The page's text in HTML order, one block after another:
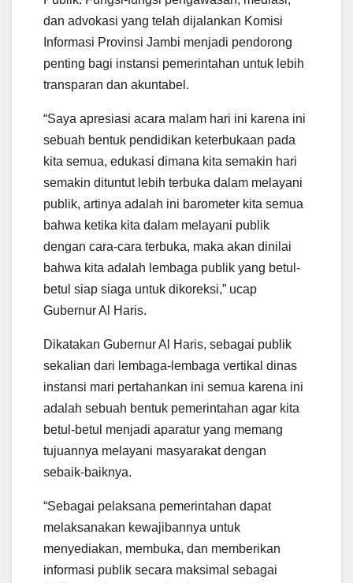
dan advokasi yang telah dijalankan Komisi
Informasi Provinsi Jambi menjadi pendorong
penting bagi instansi pemerintahan untuk lebih
transparan dan akuntabel.
“Saya apresiasi acara malam hari ini karena ini
sebuah bentuk pendidikan keterbukaan pada
kita semua, edukasi dimana kita semakin hari
semakin dituntut lebih terbuka dalam melayani
publik, artinya adalah ini barometer kita semua
bahwa ketika kita dalam melayani publik
dengan cara-cara terbuka, maka akan dinilai
bahwa kita adalah lembaga publik yang betul-
betul siap siaga untuk dikoreksi,” ucap
Gubernur Al Haris.
Dikatakan Gubernur Al Haris, sebagai publik
sekalian dari lembaga-lembaga vertikal dinas
instansi mari pertahankan ini semua karena ini
adalah sebuah bentuk pemerintahan agar kita
betul-betul menjadi aparatur yang memang
tujuannya melayani masyarakat dengan
sebaik-baiknya.
“Sebagai pelaksana pemerintahan dapat
melaksanakan kewajibannya untuk
menyediakan, membuka, dan memberikan
informasi publik secara maksimal sebagai